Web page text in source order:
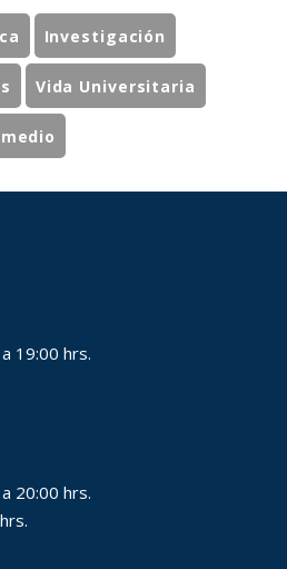
Investigación
Vida Universitaria